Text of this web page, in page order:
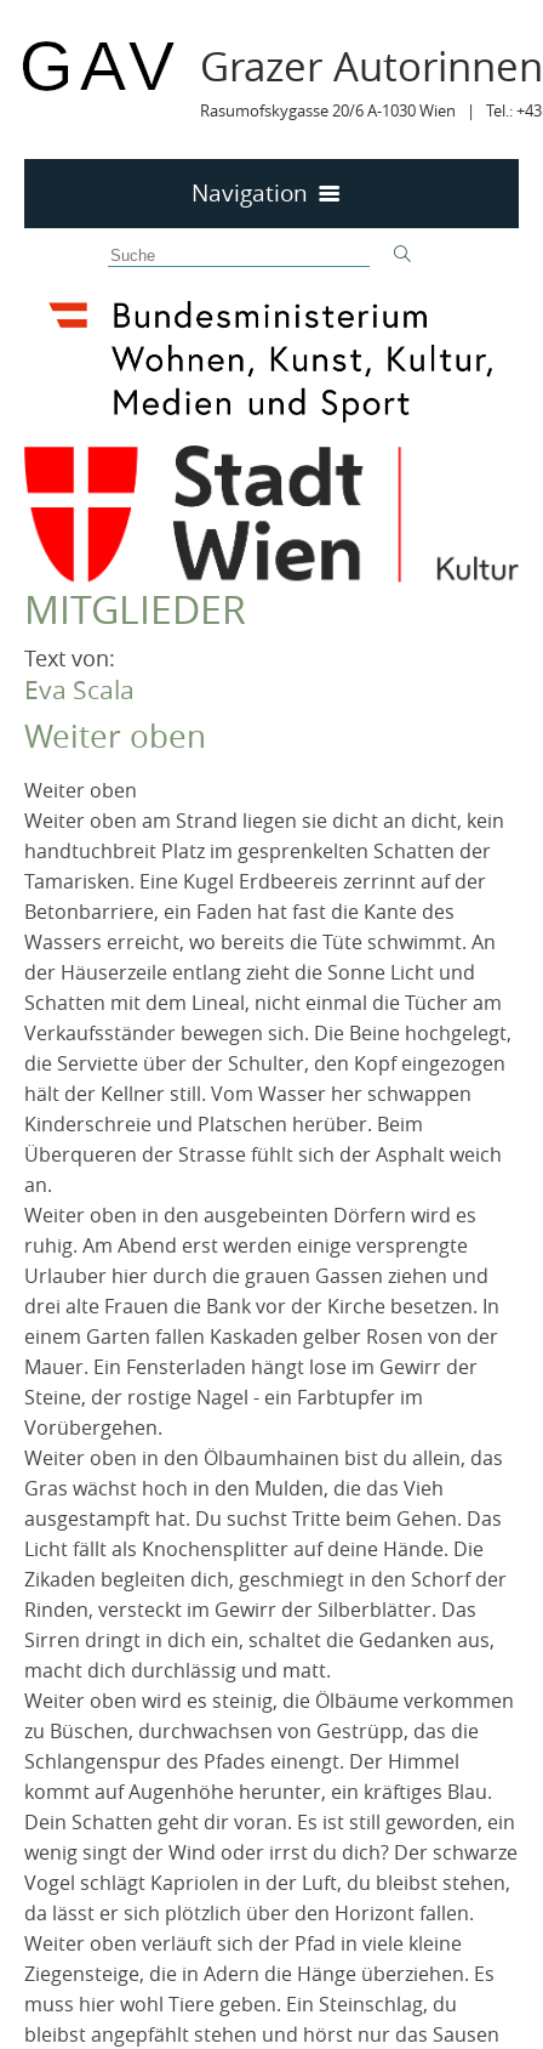
Grazer
Rasumofskygasse 20/6 A-1030 Wien | Tel.:
Navigation
MITTEILUNGEN
MITTEILUNGEN Archiv
TERMINE
TERMINE sortiert
LYRIK IM MÄRZ
MITGLIEDER
VEREIN
Robert Musil Gedenkraum
MITGLIEDER
Text von:
Eva Scala
Weiter oben
Weiter oben
Weiter oben am Strand liegen sie dicht an dicht, kein
handtuchbreit Platz im gesprenkelten Schatten der
Tamarisken. Eine Kugel Erdbeereis zerrinnt auf der
Betonbarriere, ein Faden hat fast die Kante des
Wassers erreicht, wo bereits die Tüte schwimmt. An
der Häuserzeile entlang zieht die Sonne Licht und
Schatten mit dem Lineal, nicht einmal die Tücher am
Verkaufsständer bewegen sich. Die Beine hochgelegt,
die Serviette über der Schulter, den Kopf eingezogen
hält der Kellner still. Vom Wasser her schwappen
Kinderschreie und Platschen herüber. Beim
Überqueren der Strasse fühlt sich der Asphalt weich
an.
Weiter oben in den ausgebeinten Dörfern wird es
ruhig. Am Abend erst werden einige versprengte
Urlauber hier durch die grauen Gassen ziehen und
drei alte Frauen die Bank vor der Kirche besetzen. In
einem Garten fallen Kaskaden gelber Rosen von der
Mauer. Ein Fensterladen hängt lose im Gewirr der
Steine, der rostige Nagel - ein Farbtupfer im
Vorübergehen.
Weiter oben in den Ölbaumhainen bist du allein, das
Gras wächst hoch in den Mulden, die das Vieh
ausgestampft hat. Du suchst Tritte beim Gehen. Das
Licht fällt als Knochensplitter auf deine Hände. Die
Zikaden begleiten dich, geschmiegt in den Schorf der
Rinden, versteckt im Gewirr der Silberblätter. Das
Sirren dringt in dich ein, schaltet die Gedanken aus,
macht dich durchlässig und matt.
Weiter oben wird es steinig, die Ölbäume verkommen
zu Büschen, durchwachsen von Gestrüpp, das die
Schlangenspur des Pfades einengt. Der Himmel
kommt auf Augenhöhe herunter, ein kräftiges Blau.
Dein Schatten geht dir voran. Es ist still geworden, ein
wenig singt der Wind oder irrst du dich? Der schwarze
Vogel schlägt Kapriolen in der Luft, du bleibst stehen,
da lässt er sich plötzlich über den Horizont fallen.
Weiter oben verläuft sich der Pfad in viele kleine
Ziegensteige, die in Adern die Hänge überziehen. Es
muss hier wohl Tiere geben. Ein Steinschlag, du
bleibst angepfählt stehen und hörst nur das Sausen